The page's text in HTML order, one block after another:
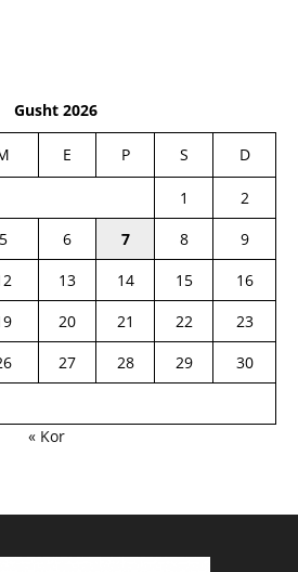
Gusht 2026
E P S D
1
2
5 6 7 8
9
13 14 15
16
20 21 22
23
27 28 29
30
« Kor